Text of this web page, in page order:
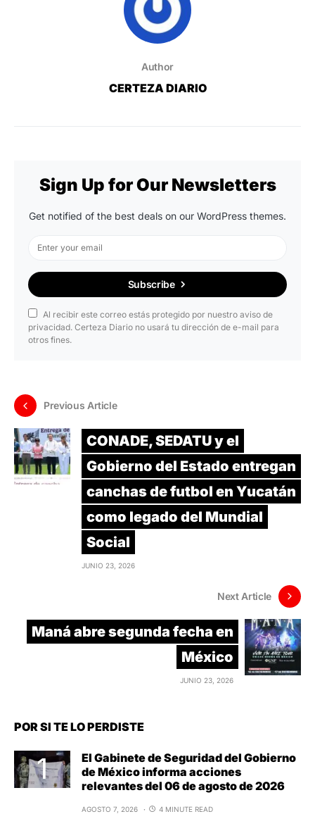
Author
CERTEZA DIARIO
Sign Up for Our Newsletters
Get notified of the best deals on our WordPress themes.
Subscribe
Al recibir este correo estás protegido por nuestro aviso de
privacidad. Certeza Diario no usará tu dirección de e-mail para
otros fines.
Previous Article
CONADE, SEDATU y el
Gobierno del Estado entregan
canchas de futbol en Yucatán
como legado del Mundial
Social
JUNIO 23, 2026
Next Article
Maná abre segunda fecha en
México
JUNIO 23, 2026
POR SI TE LO PERDISTE
El Gabinete de Seguridad del Gobierno
de México informa acciones
relevantes del 06 de agosto de 2026
AGOSTO 7, 2026 4 MINUTE READ